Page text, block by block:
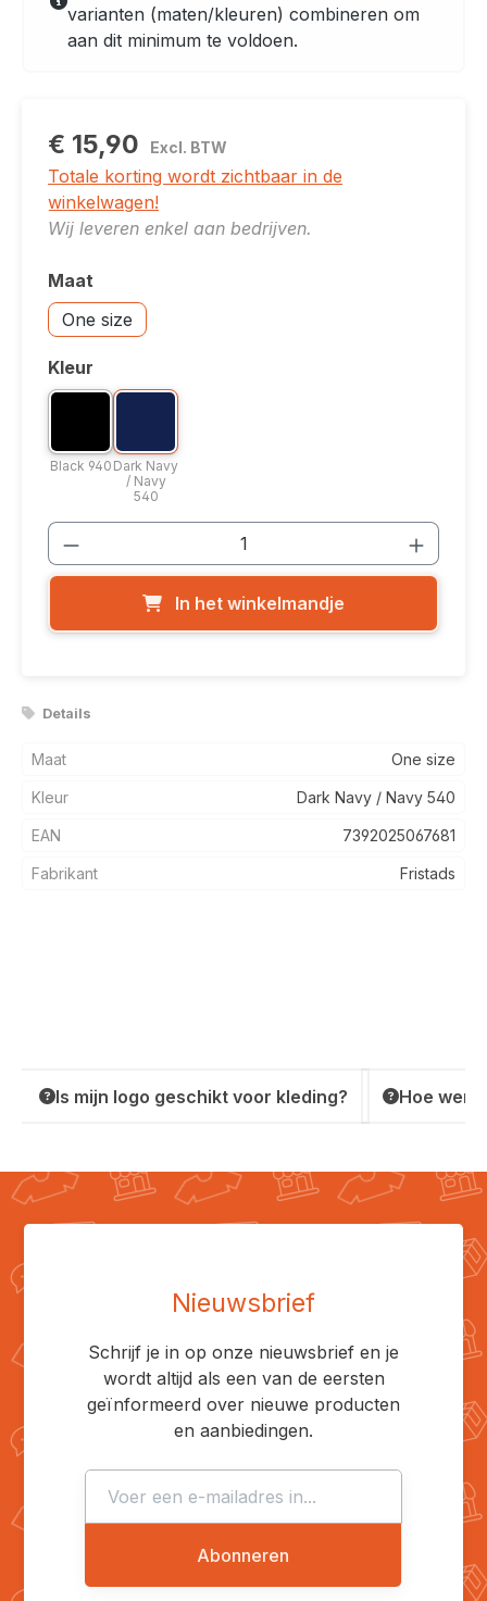
varianten (maten/kleuren) combineren om
aan dit minimum te voldoen.
€ 15,90 Excl. BTW
Totale korting wordt zichtbaar in de
winkelwagen!
Wij leveren enkel aan bedrijven.
Selecteer
Maat
One size
Accessoires: One size
Selecteer
Kleur
Kleuroptie: Black 940
Black 940
Kleuroptie: Dark Navy / Navy 540
Dark Navy
/ Navy
540
Producthoeveelheid: Voer de
In het winkelmandje
Details
Maat One size
Kleur Dark Navy / Navy 540
EAN 7392025067681
Fabrikant Fristads
Is mijn logo geschikt voor kleding? Hoe
Nieuwsbrief
Schrijf je in op onze nieuwsbrief en je
wordt altijd als een van de eersten
geïnformeerd over nieuwe producten
en aanbiedingen.
Abonneren